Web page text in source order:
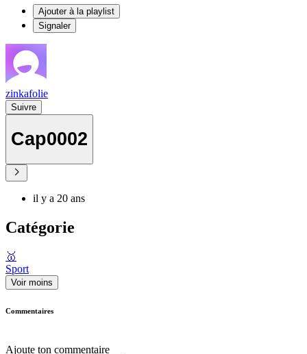
Ajouter à la playlist
Signaler
zinkafolie
Suivre
Cap0002
il y a 20 ans
Catégorie
🥇
Sport
Voir moins
Commentaires
Ajoute ton commentaire